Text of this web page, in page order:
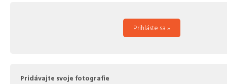
Prihláste sa »
Pridávajte svoje fotografie